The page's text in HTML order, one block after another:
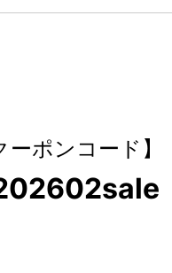
ーポンコード】